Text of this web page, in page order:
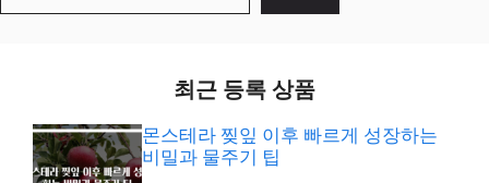
최근 등록 상품
몬스테라 찢잎 이후 빠르게 성장하는
비밀과 물주기 팁